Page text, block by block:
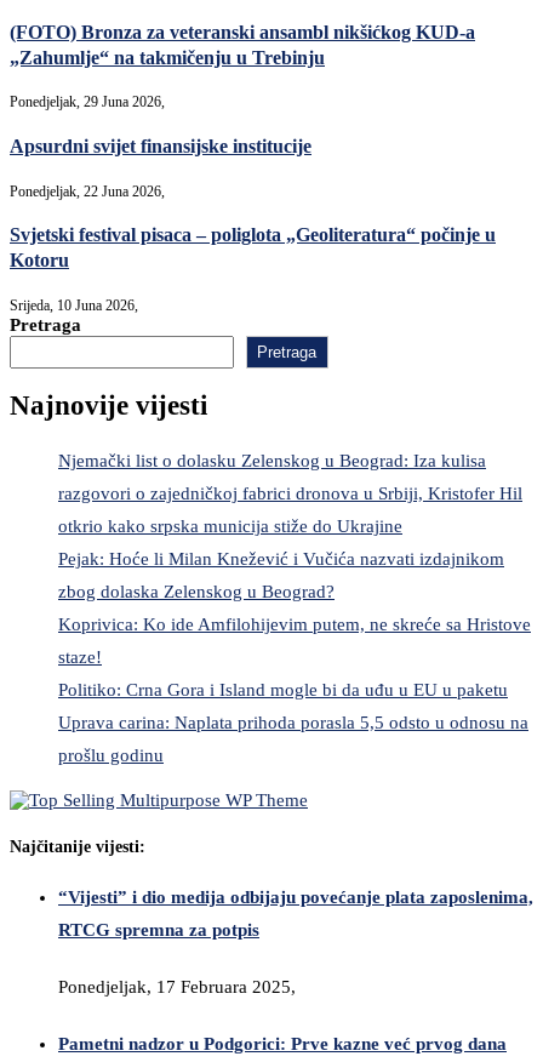
(FOTO) Bronza za veteranski ansambl nikšićkog KUD-a
„Zahumlje“ na takmičenju u Trebinju
Ponedjeljak, 29 Juna 2026,
Apsurdni svijet finansijske institucije
Ponedjeljak, 22 Juna 2026,
Svjetski festival pisaca – poliglota „Geoliteratura“ počinje u
Kotoru
Srijeda, 10 Juna 2026,
Pretraga
Pretraga
Najnovije vijesti
Njemački list o dolasku Zelenskog u Beograd: Iza kulisa
razgovori o zajedničkoj fabrici dronova u Srbiji, Kristofer Hil
otkrio kako srpska municija stiže do Ukrajine
Pejak: Hoće li Milan Knežević i Vučića nazvati izdajnikom
zbog dolaska Zelenskog u Beograd?
Koprivica: Ko ide Amfilohijevim putem, ne skreće sa Hristove
staze!
Politiko: Crna Gora i Island mogle bi da uđu u EU u paketu
Uprava carina: Naplata prihoda porasla 5,5 odsto u odnosu na
prošlu godinu
Najčitanije vijesti:
“Vijesti” i dio medija odbijaju povećanje plata zaposlenima,
RTCG spremna za potpis
Ponedjeljak, 17 Februara 2025,
Pametni nadzor u Podgorici: Prve kazne već prvog dana